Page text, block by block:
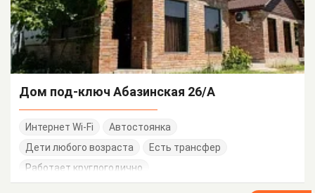
Дом под-ключ Абазинская 26/А
Интернет Wi-Fi
Автостоянка
Дети любого возраста
Есть трансфер
Работает круглогодично